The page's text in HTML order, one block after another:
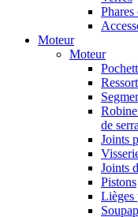
Phares
Moteur
Moteur
de
Joints
Joints
Pistons
Lièges